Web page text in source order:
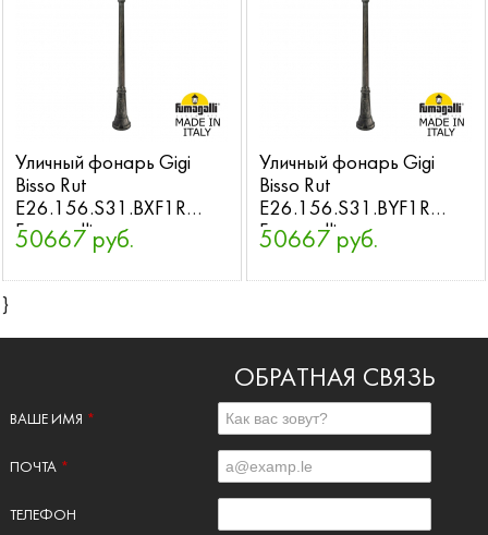
Уличный фонарь Gigi
Bisso Rut
E26.156.S31.BXF1R
Fumagalli
50667 руб.
Уличный фонарь Gigi
Bisso Rut
E26.156.S31.BYF1R
Fumagalli
50667 руб.
}
ОБРАТНАЯ СВЯЗЬ
ВАШЕ ИМЯ *
ПОЧТА *
ТЕЛЕФОН